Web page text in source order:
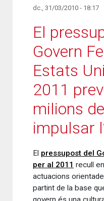
dc., 31/03/2010 - 18:17
El
Govern
Estats
2011
milions
impulsar
El pressupost del
per al 2011 recull
actuacions
partint de la base